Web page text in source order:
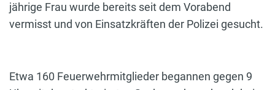
jährige Frau wurde bereits seit dem Vorabend
vermisst und von Einsatzkräften der Polizei gesucht.
Etwa 160 Feuerwehrmitglieder begannen gegen 9